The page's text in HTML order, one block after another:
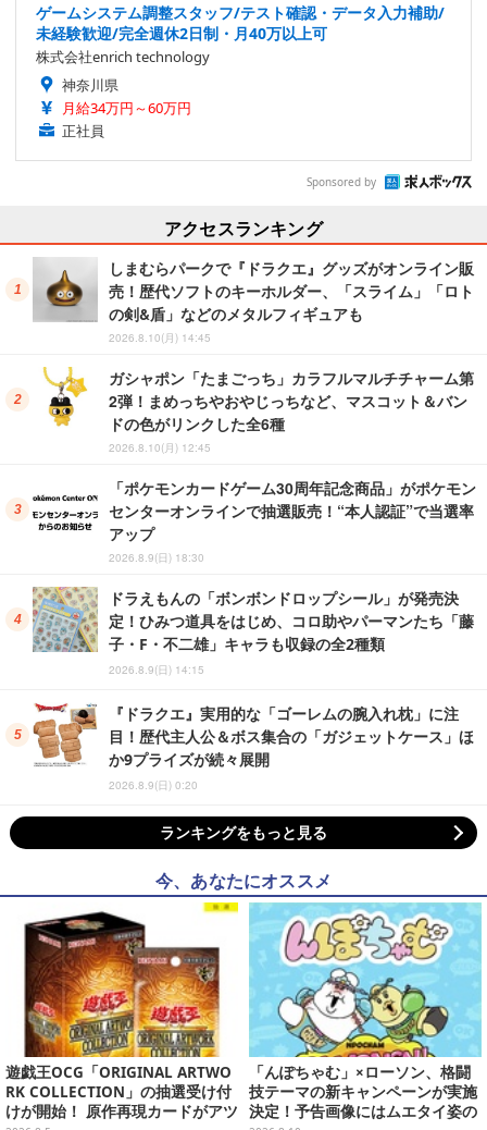
ゲームシステム調整スタッフ/テスト確認・データ入力補助/
未経験歓迎/完全週休2日制・月40万以上可
株式会社enrich technology
神奈川県
月給34万円～60万円
正社員
Sponsored by
アクセスランキング
しまむらパークで『ドラクエ』グッズがオンライン販
売！歴代ソフトのキーホルダー、「スライム」「ロト
の剣&盾」などのメタルフィギュアも
2026.8.10(月) 14:45
ガシャポン「たまごっち」カラフルマルチチャーム第
2弾！まめっちやおやじっちなど、マスコット＆バン
ドの色がリンクした全6種
2026.8.10(月) 12:45
「ポケモンカードゲーム30周年記念商品」がポケモン
センターオンラインで抽選販売！“本人認証”で当選率
アップ
2026.8.9(日) 18:30
ドラえもんの「ボンボンドロップシール」が発売決
定！ひみつ道具をはじめ、コロ助やパーマンたち「藤
子・F・不二雄」キャラも収録の全2種類
2026.8.9(日) 14:15
『ドラクエ』実用的な「ゴーレムの腕入れ枕」に注
目！歴代主人公＆ボス集合の「ガジェットケース」ほ
か9プライズが続々展開
2026.8.9(日) 0:20
ランキングをもっと見る
今、あなたにオススメ
遊戯王OCG「ORIGINAL ARTWO
RK COLLECTION」の抽選受け付
けが開始！ 原作再現カードがアツ
「んぽちゃむ」×ローソン、格闘
技テーマの新キャンペーンが実施
決定！予告画像にはムエタイ姿の